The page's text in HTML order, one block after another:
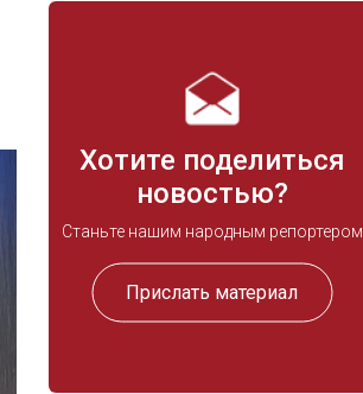
Хотите поделиться
новостью?
Станьте нашим народным репортером
Прислать материал